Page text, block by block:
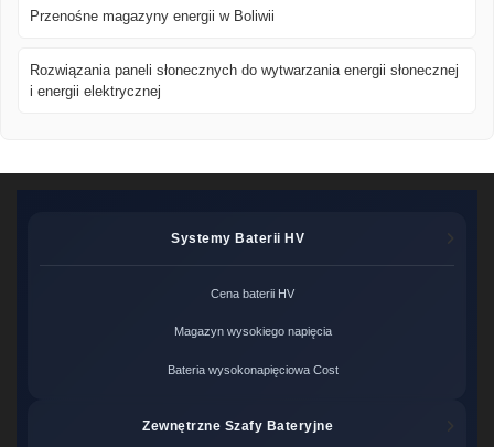
Przenośne magazyny energii w Boliwii
Rozwiązania paneli słonecznych do wytwarzania energii słonecznej
i energii elektrycznej
Systemy Baterii HV
Cena baterii HV
Magazyn wysokiego napięcia
Bateria wysokonapięciowa Cost
Zewnętrzne Szafy Bateryjne